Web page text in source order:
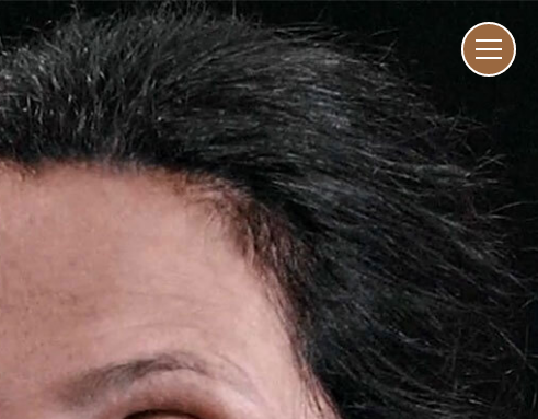
ENG
01–10
11–16
17–47